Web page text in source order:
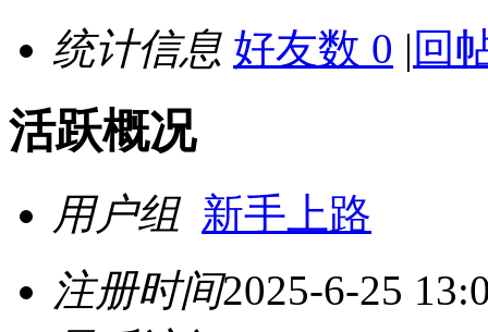
统计信息 好友数 0 | 回
活跃概况
用户组 新手上路
注册时间2025-6-25